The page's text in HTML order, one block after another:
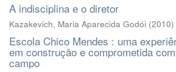
A indisciplina e o diretor
Kazakevich, Maria Aparecida Godói (2010)
Escola Chico Mendes : uma
em construção e comprometida
campo